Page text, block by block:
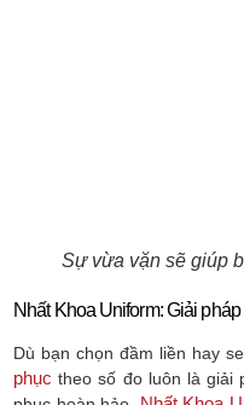
Sự vừa vặn sẽ giúp
Nhất Khoa Uniform: Giải
Dù bạn chọn đầm liền hay
phục theo số đo luôn là giải